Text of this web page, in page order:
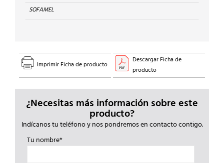
SOFAMEL
Imprimir Ficha de producto
Descargar Ficha de
producto
¿Necesitas más información sobre este
producto?
Indícanos tu teléfono y nos pondremos en contacto contigo.
Tu nombre*